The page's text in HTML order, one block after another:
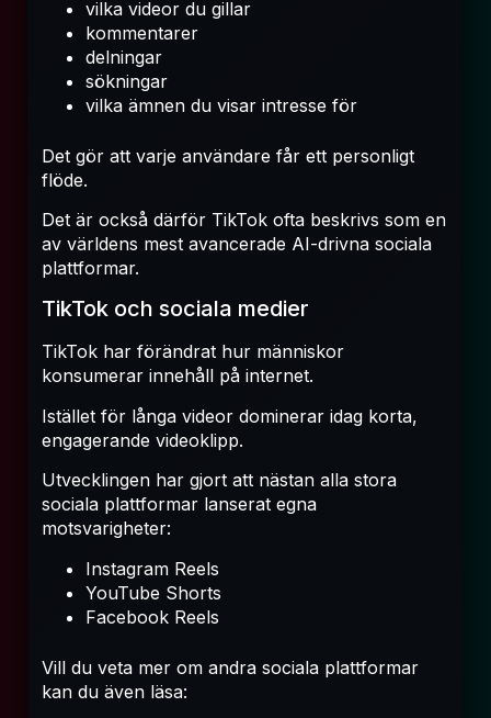
vilka videor du gillar
kommentarer
delningar
sökningar
vilka ämnen du visar intresse för
Det gör att varje användare får ett personligt
flöde.
Det är också därför TikTok ofta beskrivs som en
av världens mest avancerade AI-drivna sociala
plattformar.
TikTok och sociala medier
TikTok har förändrat hur människor
konsumerar innehåll på internet.
Istället för långa videor dominerar idag korta,
engagerande videoklipp.
Utvecklingen har gjort att nästan alla stora
sociala plattformar lanserat egna
motsvarigheter:
Instagram Reels
YouTube Shorts
Facebook Reels
Vill du veta mer om andra sociala plattformar
kan du även läsa: